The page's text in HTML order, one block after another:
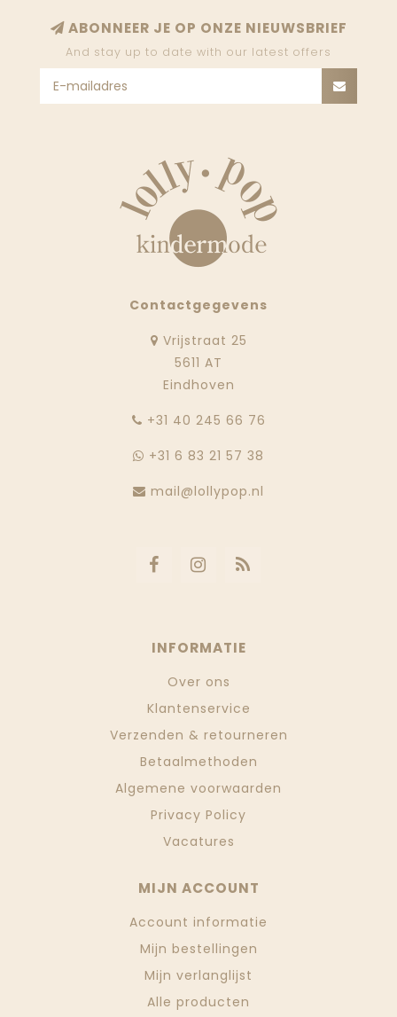
ABONNEER JE OP ONZE NIEUWSBRIEF
And stay up to date with our latest offers
Contactgegevens
Vrijstraat 25
5611 AT
Eindhoven
‭+31 40 245 66 76
+31 6 83 21 57 38
mail@lollypop.nl
INFORMATIE
Over ons
Klantenservice
Verzenden & retourneren
Betaalmethoden
Algemene voorwaarden
Privacy Policy
Vacatures
MIJN ACCOUNT
Account informatie
Mijn bestellingen
Mijn verlanglijst
Alle producten